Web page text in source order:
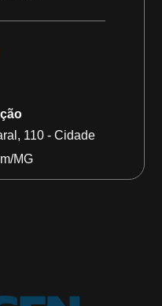
110 - Cidade
MG